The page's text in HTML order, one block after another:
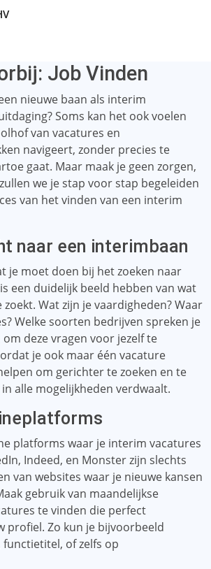
Job Vinden
nieuwe baan als interim
Soms kan het ook voelen
van vacatures en
navigeert, zonder precies te
gaat. Maar maak je geen zorgen,
we je stap voor stap begeleiden
van het vinden van een interim
naar een interimbaan
je moet doen bij het zoeken naar
een duidelijk beeld hebben van wat
Wat zijn je vaardigheden? Waar
Welke soorten bedrijven spreken je
deze vragen voor jezelf te
je ook maar één vacature
om gerichter te zoeken en te
alle mogelijkheden verdwaalt.
platforms waar je interim vacatures
Indeed, en Monster zijn slechts
van websites waar je nieuwe kansen
gebruik van maandelijkse
te vinden die perfect
profiel. Zo kun je bijvoorbeeld
of zelfs op